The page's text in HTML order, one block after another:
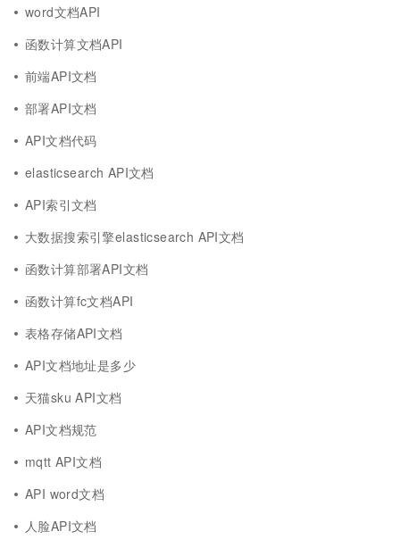
word文档API
函数计算文档API
前端API文档
部署API文档
API文档代码
elasticsearch API文档
API索引文档
大数据搜索引擎elasticsearch API文档
函数计算部署API文档
函数计算fc文档API
表格存储API文档
API文档地址是多少
天猫sku API文档
API文档规范
mqtt API文档
API word文档
人脸API文档